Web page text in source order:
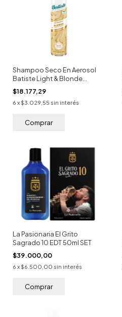
Shampoo Seco En Aerosol
Batiste Light & Blonde
Cabellos Rubios 108g
$18.177,29
6 x $3.029,55 sin interés
La Pasionaria El Grito
Sagrado 10 EDT 50ml SET
$39.000,00
6 x $6.500,00 sin interés